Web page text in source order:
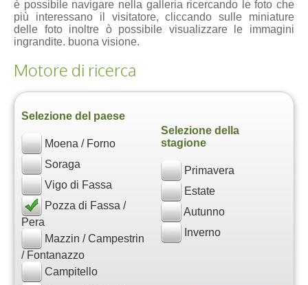
è possibile navigare nella galleria ricercando le foto che
più interessano il visitatore, cliccando sulle miniature
delle foto inoltre ò possibile visualizzare le immagini
ingrandite. buona visione.
Motore di ricerca
Selezione del paese
Moena / Forno
Soraga
Vigo di Fassa
Pozza di Fassa /
Pera
Mazzin / Campestrin
/ Fontanazzo
Campitello
Selezione della
stagione
Primavera
Estate
Autunno
Inverno